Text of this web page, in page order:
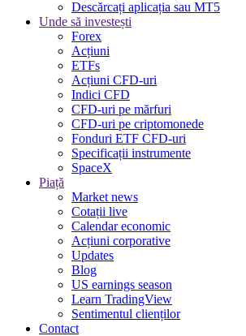
Descărcați aplicația sau MT5
Unde să investești
Forex
Acțiuni
ETFs
Acțiuni CFD-uri
Indici CFD
CFD-uri pe mărfuri
CFD-uri pe criptomonede
Fonduri ETF CFD-uri
Specificații instrumente
SpaceX
Piață
Market news
Cotații live
Calendar economic
Acțiuni corporative
Updates
Blog
US earnings season
Learn TradingView
Sentimentul clienților
Contact